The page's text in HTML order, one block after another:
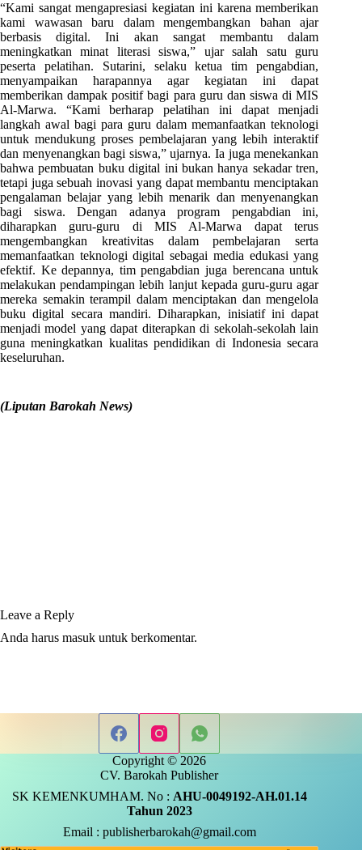
“Kami sangat mengapresiasi kegiatan ini karena memberikan
kami wawasan baru dalam mengembangkan bahan ajar
berbasis digital. Ini akan sangat membantu dalam
meningkatkan minat literasi siswa,” ujar salah satu guru
peserta pelatihan. Sutarini, selaku ketua tim pengabdian,
menyampaikan harapannya agar kegiatan ini dapat
memberikan dampak positif bagi para guru dan siswa di MIS
Al-Marwa. “Kami berharap pelatihan ini dapat menjadi
langkah awal bagi para guru dalam memanfaatkan teknologi
untuk mendukung proses pembelajaran yang lebih interaktif
dan menyenangkan bagi siswa,” ujarnya. Ia juga menekankan
bahwa pembuatan buku digital ini bukan hanya sekadar tren,
tetapi juga sebuah inovasi yang dapat membantu menciptakan
pengalaman belajar yang lebih menarik dan menyenangkan
bagi siswa. Dengan adanya program pengabdian ini,
diharapkan guru-guru di MIS Al-Marwa dapat terus
mengembangkan kreativitas dalam pembelajaran serta
memanfaatkan teknologi digital sebagai media edukasi yang
efektif. Ke depannya, tim pengabdian juga berencana untuk
melakukan pendampingan lebih lanjut kepada guru-guru agar
mereka semakin terampil dalam menciptakan dan mengelola
buku digital secara mandiri. Diharapkan, inisiatif ini dapat
menjadi model yang dapat diterapkan di sekolah-sekolah lain
guna meningkatkan kualitas pendidikan di Indonesia secara
keseluruhan.
(Liputan Barokah News)
Leave a Reply
Anda harus masuk untuk berkomentar.
Copyright © 2026
CV. Barokah Publisher
SK KEMENKUMHAM. No : AHU-0049192-AH.01.14
Tahun 2023
Email : publisherbarokah@gmail.com